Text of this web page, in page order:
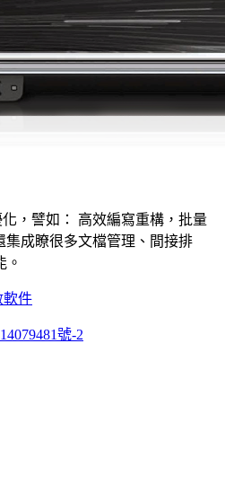
，譬如： 高效編寫重構，批量
成瞭很多文檔管理、間接排
。
軟件
號-2